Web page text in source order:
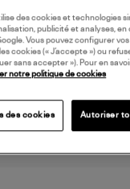
Noir
Sac Hobo
des cookies et technologies
publicité et analyses, en
Vous pouvez configurer
cookies (« J’accepte ») ou
sans accepter »). Pour en
notre politique de cookies
des cookies Autoriser